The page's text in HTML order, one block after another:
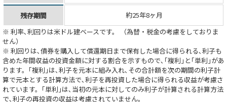
残存期間
約25年8ヶ月
※ 利率､利回りは米ドル建ベースです。 （為替・税金の考慮をしておりま
せん）
※ 利回りは､債券を購入して償還期日まで保有した場合に得られる､利子も
含めた年間収益の投資金額に対する割合を示すもので､｢複利｣と｢単利｣があ
ります。｢複利｣は､利子を元本に組み入れ､その合計額を次の期間の利子計
算で元本とする計算方法で､利子を再投資した場合に得られる収益が考慮さ
れています。｢単利｣は､当初の元本に対してのみ利子が計算される計算方法
で､利子の再投資の収益は考慮されていません。